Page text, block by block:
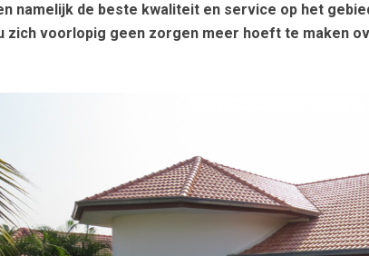
namelijk de beste kwaliteit en service op het
zich voorlopig geen zorgen meer hoeft te maken